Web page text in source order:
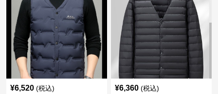
¥6,520 (税込) ¥6,360 (税込)